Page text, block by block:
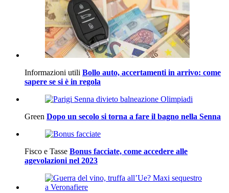
Informazioni utili Bollo auto, accertamenti in arrivo: come
sapere se si è in regola
Green Dopo un secolo si torna a fare il bagno nella Senna
Fisco e Tasse Bonus facciate, come accedere alle
agevolazioni nel 2023